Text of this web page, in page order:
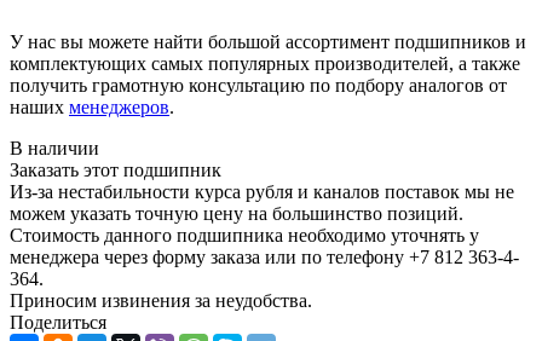
У нас вы можете найти большой ассортимент подшипников и
комплектующих самых популярных производителей, а также
получить грамотную консультацию по подбору аналогов от
наших менеджеров.
В наличии
Заказать этот подшипник
Из-за нестабильности курса рубля и каналов поставок мы не
можем указать точную цену на большинство позиций.
Стоимость данного подшипника необходимо уточнять у
менеджера через форму заказа или по телефону +7 812 363-4-
364.
Приносим извинения за неудобства.
Поделиться